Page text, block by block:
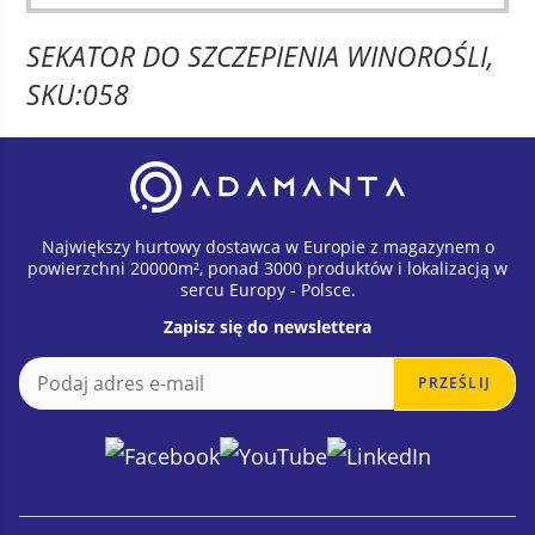
SEKATOR DO SZCZEPIENIA WINOROŚLI,
SKU:058
Największy hurtowy dostawca w Europie z magazynem o
powierzchni 20000m², ponad 3000 produktów i lokalizacją w
sercu Europy - Polsce.
Zapisz się do newslettera
a
i
l
E
m
PRZEŚLIJ